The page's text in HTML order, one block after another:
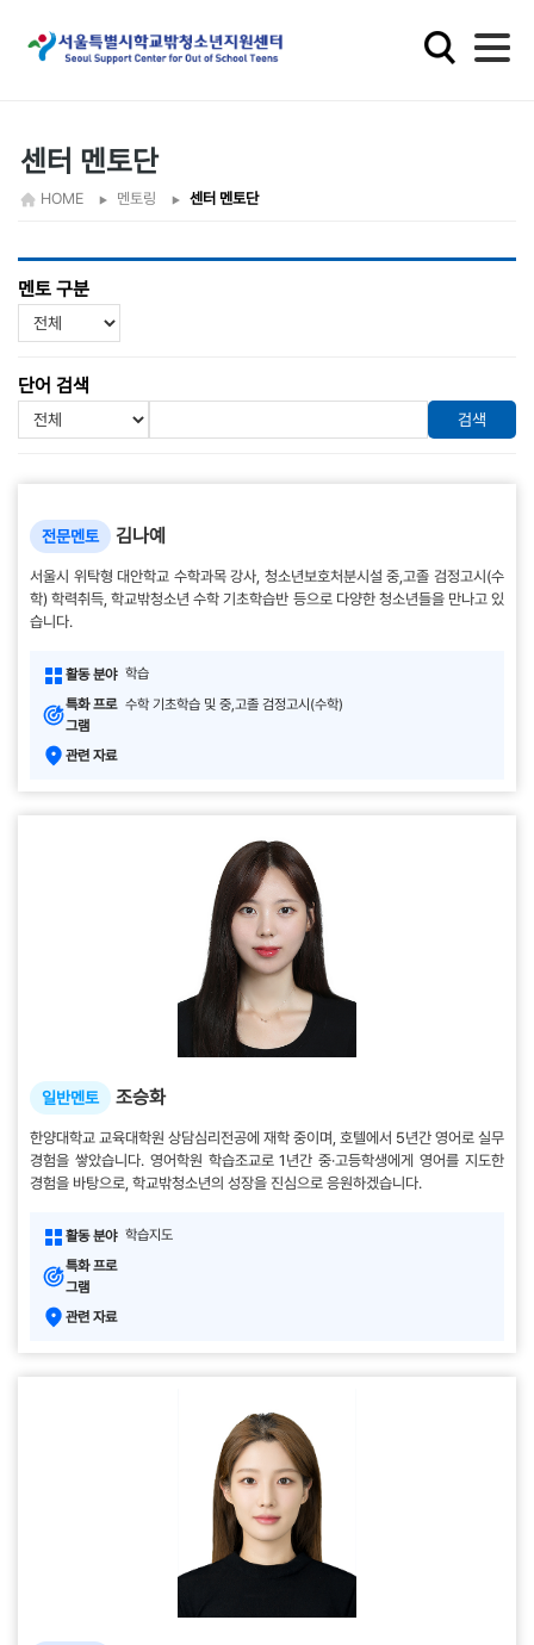
학
교
소
년
지
센터 멘토단
HOME 멘토링 센터 멘토단
멘토 구분
단어 검색
검색
전문멘토 김나예
서울시 위탁형 대안학교 수학과목 강사, 청소년보호처분시설 중,고졸 검정고시(수
학) 학력취득, 학교밖청소년 수학 기초학습반 등으로 다양한 청소년들을 만나고 있
습니다.
활동 분야 학습
특화 프로
그램
수학 기초학습 및 중,고졸 검정고시(수학)
관련 자료
일반멘토 조승화
한양대학교 교육대학원 상담심리전공에 재학 중이며, 호텔에서 5년간 영어로 실무
경험을 쌓았습니다. 영어학원 학습조교로 1년간 중·고등학생에게 영어를 지도한
경험을 바탕으로, 학교밖청소년의 성장을 진심으로 응원하겠습니다.
활동 분야 학습지도
특화 프로
그램
관련 자료